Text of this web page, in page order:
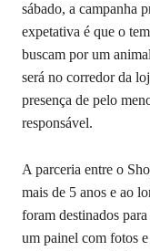
sábado, a campanha
expetativa é que o
buscam por um
será no corredor da
presença de pelo
responsável.
A parceria entre o
mais de 5 anos e ao
foram destinados
um painel com fotos